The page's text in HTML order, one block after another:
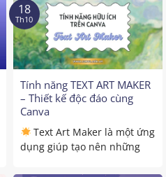
Tính năng TEXT ART MAKER
– Thiết kế độc đáo cùng
Canva
Text Art Maker là một ứng
dụng giúp tạo nên những
18
Th10